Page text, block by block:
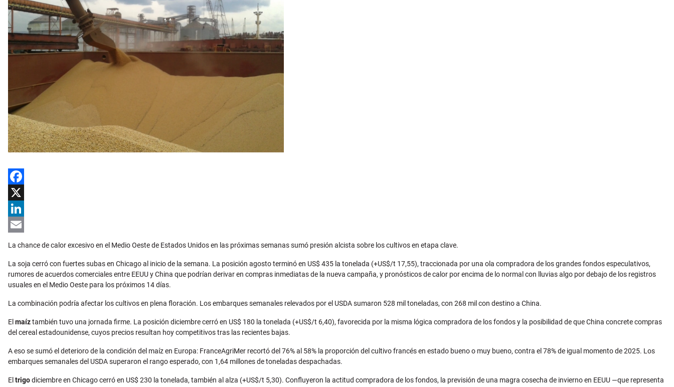
Facebook
X
LinkedIn
Email
La chance de calor excesivo en el Medio Oeste de Estados Unidos en las próximas semanas sumó presión alcista sobre los cultivos en etapa clave.
La soja cerró con fuertes subas en Chicago al inicio de la semana. La posición agosto terminó en US$ 435 la tonelada (+US$/t 17,55), traccionada por una ola compradora de los grandes fondos especulativos,
rumores de acuerdos comerciales entre EEUU y China que podrían derivar en compras inmediatas de la nueva campaña, y pronósticos de calor por encima de lo normal con lluvias algo por debajo de los registros
usuales en el Medio Oeste para los próximos 14 días.
La combinación podría afectar los cultivos en plena floración. Los embarques semanales relevados por el USDA sumaron 528 mil toneladas, con 268 mil con destino a China.
El maíztambién tuvo una jornada firme. La posición diciembre cerró en US$ 180 la tonelada (+US$/t 6,40), favorecida por la misma lógica compradora de los fondos y la posibilidad de que China concrete compras
del cereal estadounidense, cuyos precios resultan hoy competitivos tras las recientes bajas.
A eso se sumó el deterioro de la condición del maíz en Europa: FranceAgriMer recortó del 76% al 58% la proporción del cultivo francés en estado bueno o muy bueno, contra el 78% de igual momento de 2025. Los
embarques semanales del USDA superaron el rango esperado, con 1,64 millones de toneladas despachadas.
El trigodiciembre en Chicago cerró en US$ 230 la tonelada, también al alza (+US$/t 5,30). Confluyeron la actitud compradora de los fondos, la previsión de una magra cosecha de invierno en EEUU —que representa